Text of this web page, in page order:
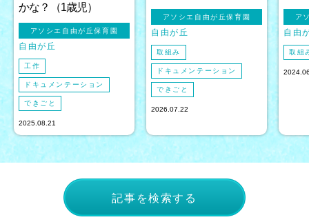
かな？（1歳児）
アソシエ自由が丘保育園
自由が丘
工作
ドキュメンテーション
できごと
2025.08.21
アソシエ自由が丘保育園
自由が丘
取組み
ドキュメンテーション
できごと
2026.07.22
ア
自由
取組
記事を検索する